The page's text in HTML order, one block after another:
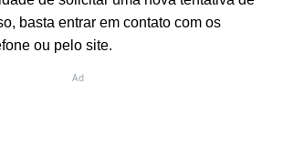
basta entrar em contato com os
ou pelo site.
Ad